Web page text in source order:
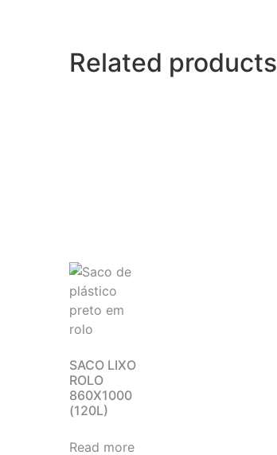
Related products
SACO LIXO
ROLO
860X1000
(120L)
Read more